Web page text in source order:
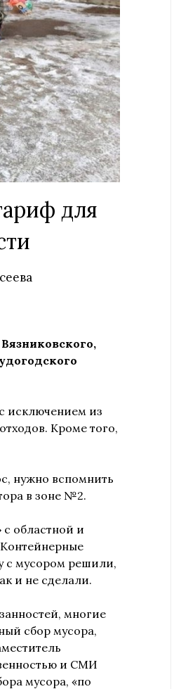
для
исключением из
Кроме того,
нужно вспомнить
в зоне №2.
с областной и
с мусором решили,
и не сделали.
многие
сбор мусора,
и СМИ
мусора, «по